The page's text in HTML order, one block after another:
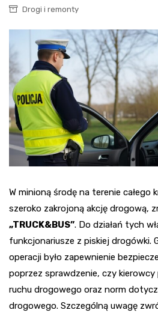
Drogi i remonty
W minioną środę na terenie całego
szeroko zakrojoną akcję drogową,
„TRUCK&BUS”. Do działań tych
funkcjonariusze z piskiej drogówki.
operacji było zapewnienie
poprzez sprawdzenie, czy
ruchu drogowego oraz norm
drogowego. Szczególną uwagę